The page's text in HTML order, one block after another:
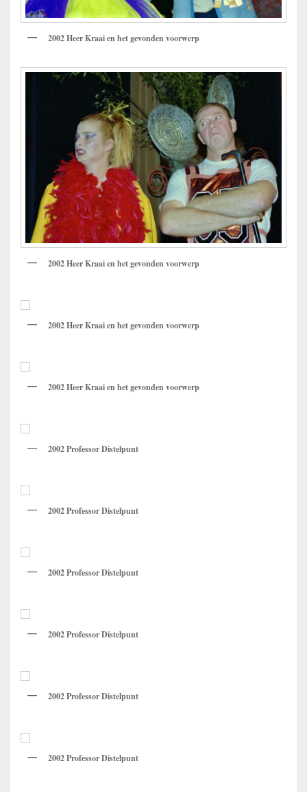
2002Heer Kraai en het gevonden voorwerp
2002 Heer Kraai en het gevonden voorwerp
2002Heer Kraai en het gevonden voorwerp
2002 Heer Kraai en het gevonden voorwerp
2002 Professor Distelpunt
2002 Professor Distelpunt
2002 Professor Distelpunt
2002 Professor Distelpunt
2002 Professor Distelpunt
2002 Professor Distelpunt